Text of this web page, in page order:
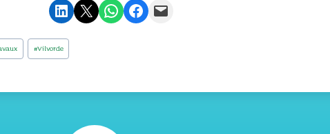
Partager sur LinkedIn Envoyer cette page par e-mail Partager sur WhatsApp Partager sur Facebook Envoyer cette page par e-mail
#Vilvorde